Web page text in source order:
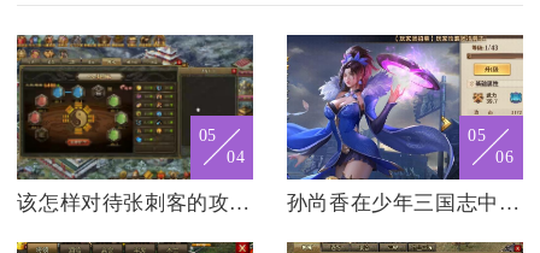
05
04
该怎样对待张刺客的攻城掠地行动
05
06
孙尚香在少年三国志中的角色如何